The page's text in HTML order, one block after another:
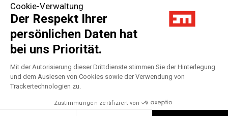
Cookie-Verwaltung
Der Respekt Ihrer
persönlichen Daten hat
bei uns Priorität.
Mit der Autorisierung dieser Drittdienste stimmen Sie der Hinterlegung
und dem Auslesen von Cookies sowie der Verwendung von
Trackertechnologien zu.
Zustimmungen zertifiziert von
Impressum
Datenschutzerklärung
Préférences Cookies